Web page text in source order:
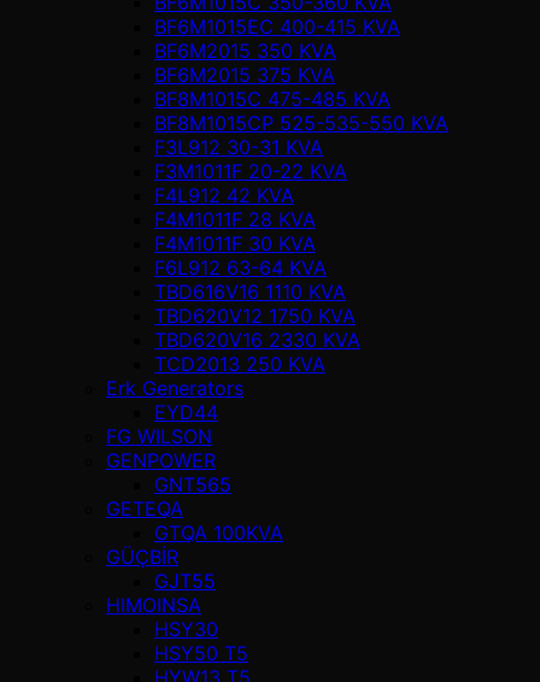
BF6M1015EC 400-415 KVA
BF6M2015 350 KVA
BF6M2015 375 KVA
BF8M1015C 475-485 KVA
BF8M1015CP 525-535-550 KVA
F3L912 30-31 KVA
F3M1011F 20-22 KVA
F4L912 42 KVA
F4M1011F 28 KVA
F4M1011F 30 KVA
F6L912 63-64 KVA
TBD616V16 1110 KVA
TBD620V12 1750 KVA
TBD620V16 2330 KVA
TCD2013 250 KVA
Erk Generators
EYD44
FG WILSON
GENPOWER
GNT565
GETEQA
GTQA 100KVA
GÜÇBİR
GJT55
HIMOINSA
HSY30
HSY50 T5
HYW13 T5